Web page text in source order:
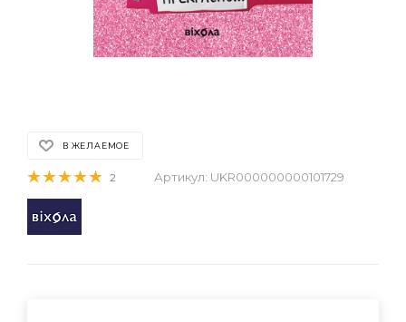
В ЖЕЛАЕМОЕ
2 Артикул: UKR000000000101729